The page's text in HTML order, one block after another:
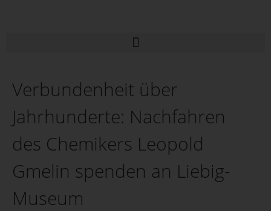
Verbundenheit über
Jahrhunderte: Nachfahren
des Chemikers Leopold
Gmelin spenden an Liebig-
Museum